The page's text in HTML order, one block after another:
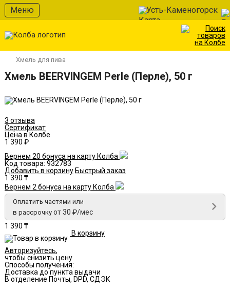
Меню Усть-Каменогорск
Хмель для пива
Хмель BEERVINGEM Perle (Перле), 50 г
3 отзыва
Сертификат
Цена в Колбе
1 390 ₽
Вернем 20 бонуса на карту Колба
Код товара: 932783
В избранное
Добавить в корзину Быстрый заказ
1 390 ₸
Вернем 2 бонуса на карту Колба
Оплатить частями или
в рассрочку от 30 ₽/мес
1 390 ₸
В корзину
Авторизуйтесь,
чтобы снизить цену
Способы получения:
Доставка до пункта выдачи
В отделение Почты, DPD, СДЭК